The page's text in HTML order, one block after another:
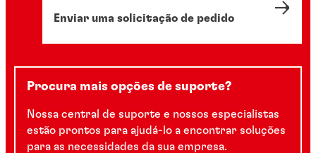
Enviar uma solicitação de pedido
Procura mais opções de suporte?
Nossa central de suporte e nossos especialistas
estão prontos para ajudá-lo a encontrar soluções
para as necessidades da sua empresa.